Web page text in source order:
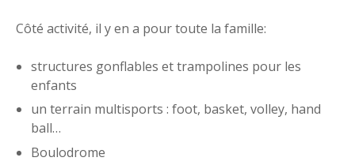
Côté activité, il y en a pour toute la famille:
structures gonflables et trampolines pour les
enfants
un terrain multisports : foot, basket, volley, hand
ball…
Boulodrome